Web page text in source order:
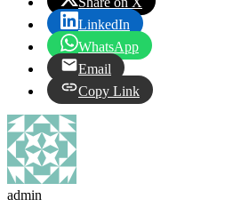
LinkedIn
WhatsApp
Email
Copy Link
admin